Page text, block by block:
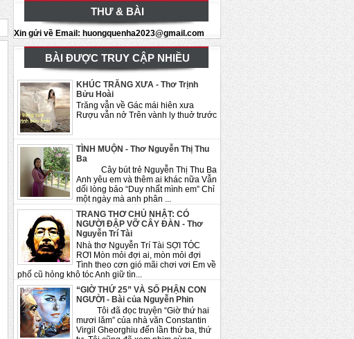
THƯ & BÀI
Xin gửi về Email: huongquenha2023@gmail.com
BÀI ĐƯỢC TRUY CẬP NHIỀU
KHÚC TRĂNG XƯA - Thơ Trịnh
Bửu Hoài
Trăng vẫn về Gác mái hiên xưa
Rượu vẫn nở Trên vành ly thuở trước
TÌNH MUỘN - Thơ Nguyễn Thị Thu
Ba
Cây bút trẻ Nguyễn Thị Thu Ba
Anh yêu em và thêm ai khác nữa Vẫn
dối lòng bảo “Duy nhất mình em” Chỉ
một ngày mà anh phân ...
TRANG THƠ CHỦ NHẬT: CÓ
NGƯỜI ĐẬP VỠ CÂY ĐÀN - Thơ
Nguyễn Trí Tài
Nhà thơ Nguyễn Trí Tài SỢI TÓC
RƠI Mòn mỏi đợi ai, mòn mỏi đợi
Tình theo cơn gió mãi chơi vơi Em về
phố cũ hỏng khô tóc Anh giữ tìn...
“GIỜ THỨ 25” VÀ SỐ PHẬN CON
NGƯỜI - Bài của Nguyễn Phin
Tôi đã đọc truyện “Giờ thứ hai
mươi lăm” của nhà văn Constantin
Virgil Gheorghiu đến lần thứ ba, thứ